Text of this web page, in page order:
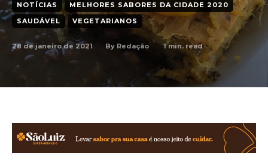
NOTÍCIAS
MELHORES SABORES DA CIDADE 2020
SAUDÁVEL
VEGETARIANOS
28 de janeiro de 2021 By Redação 1min. read